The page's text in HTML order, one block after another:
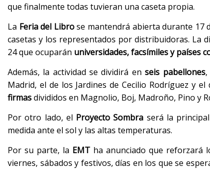
que finalmente todas tuvieran una caseta propia.
La Feria del Librose mantendrá abierta durante 17
casetas y los representados por distribuidoras. La
24 que ocuparán universidades, facsímiles y países
Además, la actividad se dividirá enseis pabellones,
Madrid, el de los Jardines de Cecilio Rodríguez y
firmasdivididos en Magnolio, Boj, Madroño, Pino y
Por otro lado, el Proyecto Sombra será la
medida ante el sol y las altas temperaturas.
Por su parte, la EMT ha anunciado que reforzará
viernes, sábados y festivos, días en los que se